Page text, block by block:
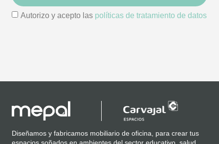
Autorizo y acepto las políticas de tratamiento de datos
Diseñamos y fabricamos mobiliario de oficina, para crear tus
espacios soñados en ambientes del sector educativo, salud,